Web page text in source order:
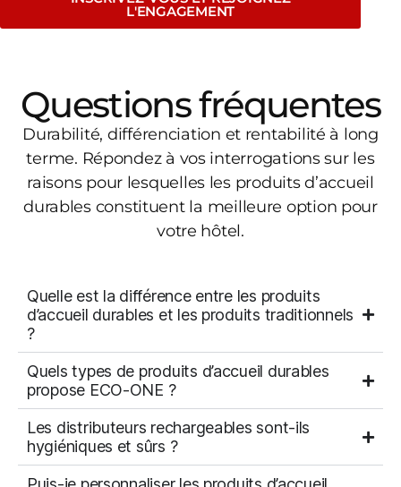
L'ENGAGEMENT
Questions fréquentes
Durabilité, différenciation et rentabilité à long
terme. Répondez à vos interrogations sur les
raisons pour lesquelles les produits d’accueil
durables constituent la meilleure option pour
votre hôtel.
Quelle est la différence entre les produits
d’accueil durables et les produits traditionnels
?
Quels types de produits d’accueil durables
propose ECO-ONE ?
Les distributeurs rechargeables sont-ils
hygiéniques et sûrs ?